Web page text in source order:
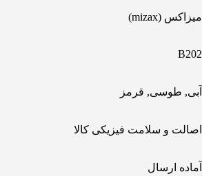
میزاکس (mizax)
B202
آبی, طوسی, قرمز
اصالت و سلامت فیزیکی کالا
آماده ارسال